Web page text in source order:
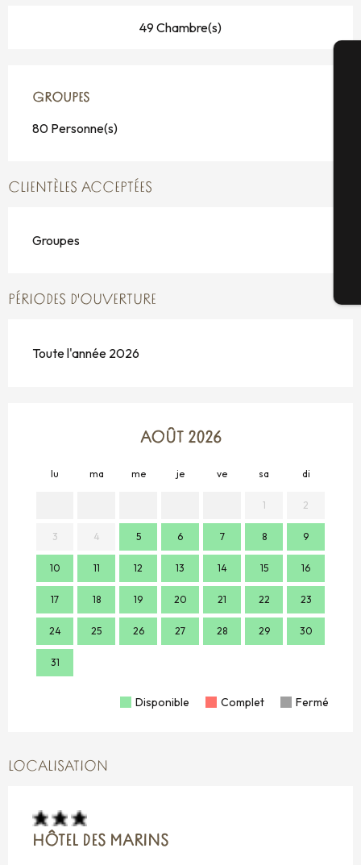
49 Chambre(s)
GROUPES
GROUPES
80 Personne(s)
CLIENTÈLES ACCEPTÉES
Groupes
PÉRIODES D'OUVERTURE
Toute l'année 2026
AOÛT 2026
lu ma me je ve sa di
1 2
3 4 5 6 7 8 9
10 11 12 13 14 15 16
17 18 19 20 21 22 23
24 25 26 27 28 29 30
31
Disponible Complet Fermé
LOCALISATION
HÔTEL DES MARINS